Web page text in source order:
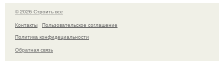
© 2026 Строить все
Контакты
Пользовательское соглашение
Политика конфидециальности
Обратная связь